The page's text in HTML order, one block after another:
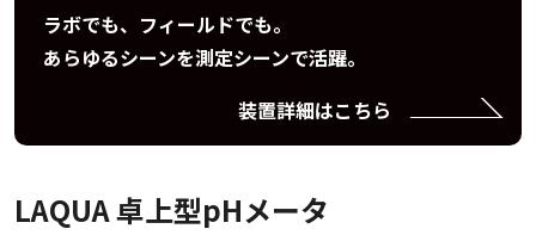
ラボでも、フィールドでも。
あらゆるシーンを測定シーンで活躍。
装置詳細はこちら
LAQUA 卓上型pHメータ